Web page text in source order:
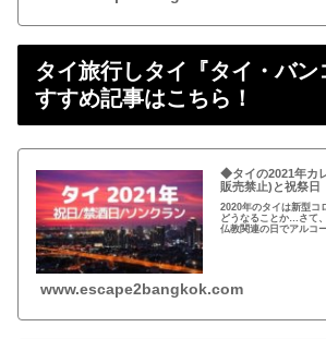
タイ旅行しタイ『タイ・バ
すすめ記事はこちら！
◆タイの2021年カ
販売禁止)と祝祭日
2020年のタイは新型コ
どうなることか…さて
仏教関連の日でアルコ
www.escape2bangkok.com